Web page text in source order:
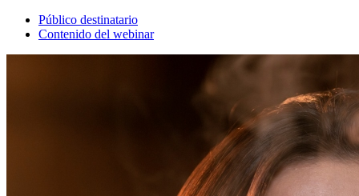
Público destinatario
Contenido del webinar